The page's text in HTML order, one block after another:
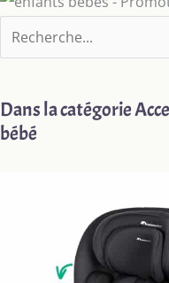
Dans la catégorie
bébé